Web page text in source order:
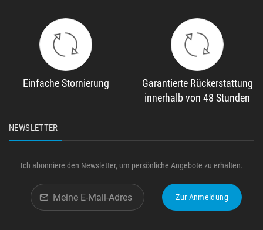
Einfache Stornierung
Garantierte Rückerstattung
innerhalb von 48 Stunden
NEWSLETTER
Ich abonniere den Newsletter, um persönliche Angebote zu erhalten.
Zur Anmeldung